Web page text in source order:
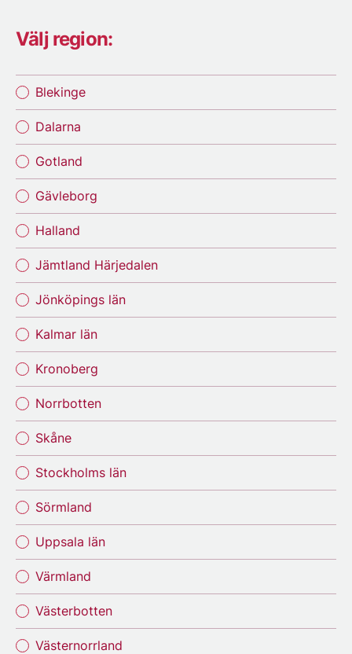
Välj region:
Blekinge
Dalarna
Gotland
Gävleborg
Halland
Jämtland Härjedalen
Jönköpings län
Kalmar län
Kronoberg
Norrbotten
Skåne
Stockholms län
Sörmland
Uppsala län
Värmland
Västerbotten
Västernorrland